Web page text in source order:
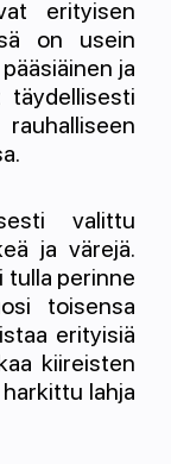
erityisen
on usein
ja
täydellisesti
valittu
ja värejä.
tulla perinne
toisensa
erityisiä
kiireisten
lahja